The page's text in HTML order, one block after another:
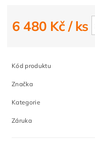
6 480 Kč/ ks
Kód produktu
Značka
Kategorie
Záruka